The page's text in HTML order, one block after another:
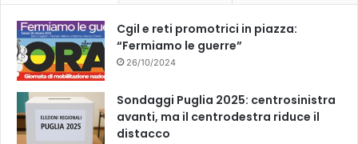
k
Cgil e reti promotrici in piazza:
“Fermiamo le guerre”
26/10/2024
Sondaggi Puglia 2025: centrosinistra
avanti, ma il centrodestra riduce il
distacco